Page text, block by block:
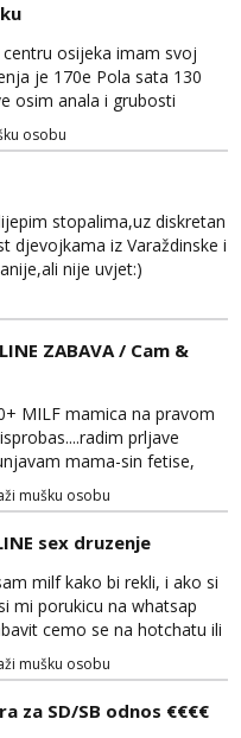
osijeka imam svoj
je 170e Pola sata 130
osim anala i grubosti
ako nekog zanima Za
na wocap 0919282417
osobu
stopalima,uz diskretan
djevojkama iz Varaždinske i
nije uvjet:)
ZABAVA / Cam &
MILF mamica na pravom
prljave
mama-sin fetise,
saljem ti svoje gole
zelis, a mozes i dobiti gacice
zamolis... 🔥🫦 NE RADIM
wapp 091 548 3275,
ispunim sve tvoje zelje 😽
mušku osobu
sex druzenje
milf kako bi rekli, i ako si
mi porukicu na whatsap
cemo se na hotchatu ili
i gacice i gole slikice :)
mušku osobu
za SD/SB odnos €€€€